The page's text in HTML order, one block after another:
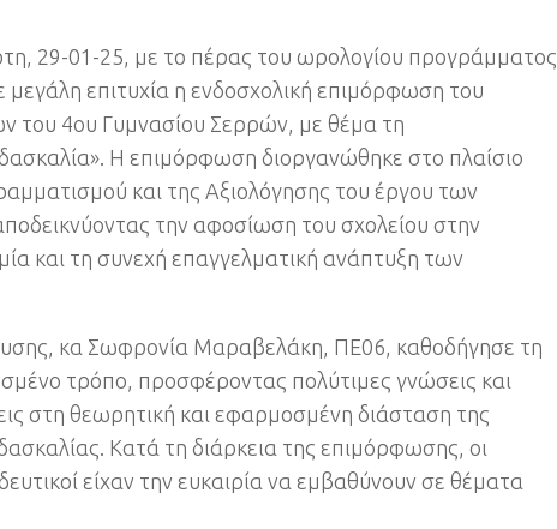
29-01-25, με το πέρας του ωρολογίου προγράμματος
επιτυχία η ενδοσχολική επιμόρφωση του
του 4ου Γυμνασίου Σερρών, με θέμα τη
Η επιμόρφωση διοργανώθηκε στο πλαίσιο
και της Αξιολόγησης του έργου των
την αφοσίωση του σχολείου στην
και τη συνεχή επαγγελματική ανάπτυξη των
κα Σωφρονία Μαραβελάκη, ΠΕ06, καθοδήγησε τη
τρόπο, προσφέροντας πολύτιμες γνώσεις και
στη θεωρητική και εφαρμοσμένη διάσταση της
Κατά τη διάρκεια της επιμόρφωσης, οι
είχαν την ευκαιρία να εμβαθύνουν σε θέματα